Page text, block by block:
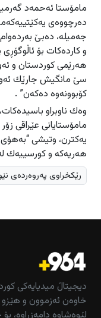
مامۆستا ئه‌حمه‌د
ده‌رچووه‌ى
جه‌میله‌، ده‌بێ
و كارده‌كات بۆ
هه‌رێمی كوردستان و
سێ مانگیش جارێك ئه‌و
كۆبوونه‌وه‌ ده‌كه‌ن” .
وه‌ك ناوبراو
مامۆستایانى عێراقی
یه‌كترن، وتیشی
هه‌ریه‌كه‌ و كورسییه‌ك
رێكخراوى په‌روه‌رده‌ى
دیجیتاڵ میدیایەکی
خاوەن ئەزموون و هێزو